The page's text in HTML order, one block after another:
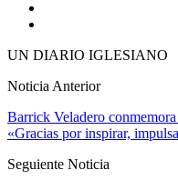
UN DIARIO IGLESIANO
Noticia Anterior
Barrick Veladero
«Gracias por inspirar,
Seguiente Noticia